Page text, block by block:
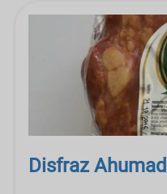
Disfraz